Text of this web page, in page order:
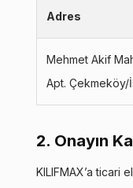
Adres
Mehmet Akif
Apt. Çekmeköy/
2. Onayın
KILIFMAX’a ticari